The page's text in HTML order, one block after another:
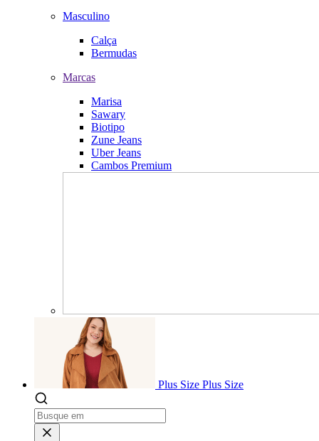
Masculino
Calça
Bermudas
Marcas
Marisa
Sawary
Biotipo
Zune Jeans
Uber Jeans
Cambos Premium
Plus Size Plus Size